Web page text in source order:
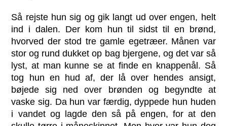
Så rejste hun sig og gik langt ud over engen, helt
ind i dalen. Der kom hun til sidst til en brønd,
hvorved der stod tre gamle egetræer. Månen var
stor og rund dukket op bag bjergene, og det var så
lyst, at man kunne se at finde en knappenål. Så
tog hun en hud af, der lå over hendes ansigt,
bøjede sig ned over brønden og begyndte at
vaske sig. Da hun var færdig, dyppede hun huden
i vandet og lagde den så på engen, for at den